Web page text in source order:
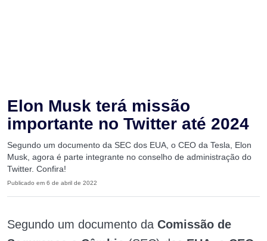
Elon Musk terá missão
importante no Twitter até 2024
Segundo um documento da SEC dos EUA, o CEO da Tesla, Elon
Musk, agora é parte integrante no conselho de administração do
Twitter. Confira!
Publicado em 6 de abril de 2022
Segundo um documento da Comissão de